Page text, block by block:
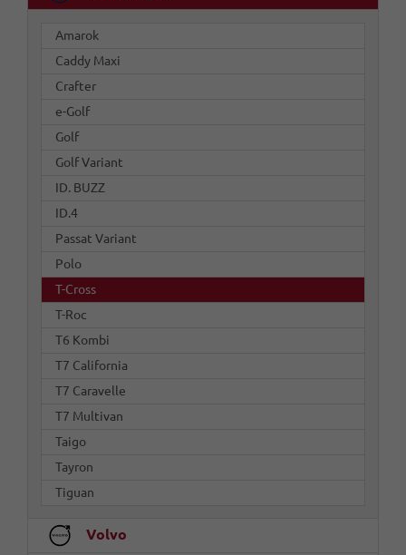
Amarok
Caddy Maxi
Crafter
e-Golf
Golf
Golf Variant
ID. BUZZ
ID.4
Passat Variant
Polo
T-Cross
T-Roc
T6 Kombi
T7 California
T7 Caravelle
T7 Multivan
Taigo
Tayron
Tiguan
Volvo